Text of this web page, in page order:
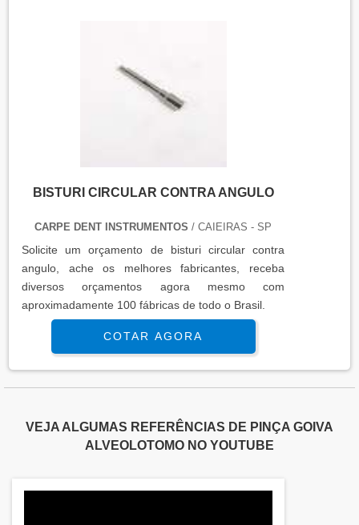
BISTURI CIRCULAR CONTRA ANGULO
CARPE DENT INSTRUMENTOS / CAIEIRAS - SP
Solicite um orçamento de bisturi circular contra
angulo, ache os melhores fabricantes, receba
diversos orçamentos agora mesmo com
aproximadamente 100 fábricas de todo o Brasil.
COTAR AGORA
VEJA ALGUMAS REFERÊNCIAS DE PINÇA GOIVA
ALVEOLOTOMO NO YOUTUBE